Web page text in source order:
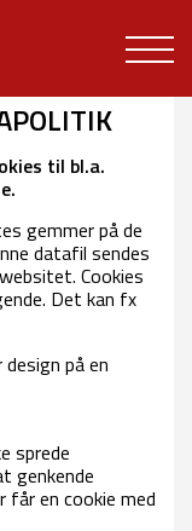
til bl.a.
gemmer på de
datafil sendes
Cookies
Det kan fx
på en
sprede
genkende
får en cookie med